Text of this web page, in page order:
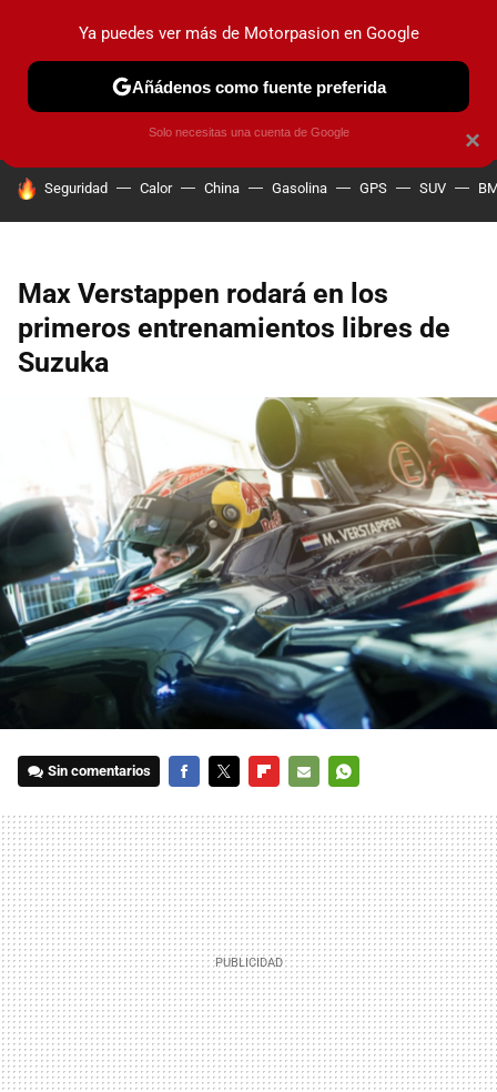
PRUEBAS COCHES ELÉCTRICOS OBSERVATORIO
HOY SE HABLA DE
Seguridad Calor China Gasolina GPS SUV
Max Verstappen rodará en los
primeros entrenamientos libres de
Suzuka
Sin comentarios
MAIL
×
Ya puedes ver más de Motorpasion en Google
Añádenos como fuente preferida
Solo necesitas una cuenta de Google